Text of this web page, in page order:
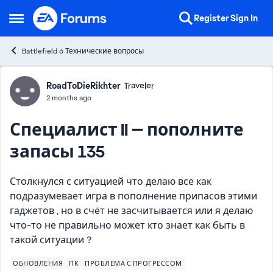
Open Side Menu
Skip to content RegisterSign In
Battlefield 6 Технические вопросы
Forum Discussion
RoadToDieRikhter Traveler
2 months ago
Специалист II — пополните
запасы 135
Столкнулся с ситуацией что делаю все как
подразумевает игра в пополнение припасов этими
гаджетов , но в счёт не засчитывается или я делаю
что-то не правильно может кто знает как быть в
такой ситуации ?
ОБНОВЛЕНИЯ ПК ПРОБЛЕМА С ПРОГРЕССОМ